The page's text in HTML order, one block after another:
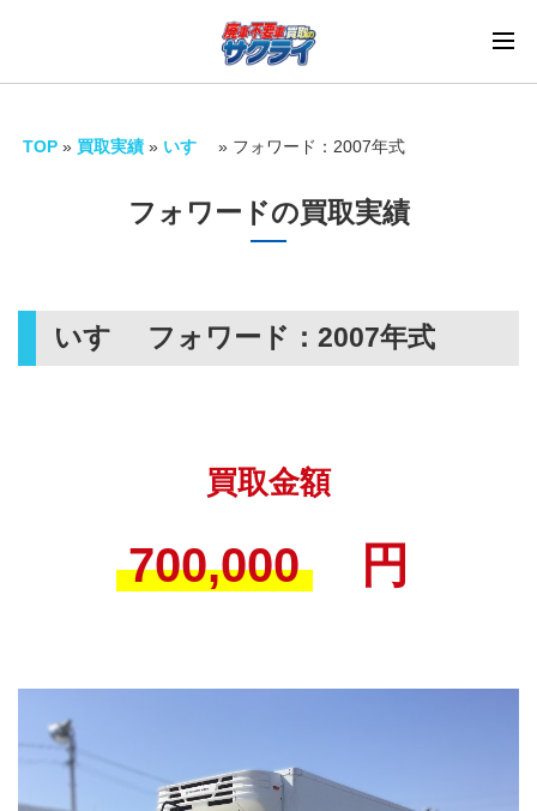
TOP » 買取実績 » いすゞ » フォワード：2007年式
フォワードの買取実績
いすゞ フォワード： 2007年式
買取金額
700,000 円